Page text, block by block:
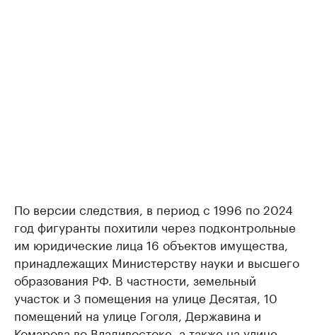
По версии следствия, в период с 1996 по 2024
год фигуранты похитили через подконтрольные
им юридические лица 16 объектов имущества,
принадлежащих Министерству науки и высшего
образования РФ. В частности, земельный
участок и 3 помещения на улице Десятая, 10
помещений на улице Гоголя, Державина и